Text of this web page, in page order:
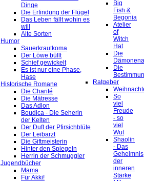
Dinge
Die Erfindung der Flügel
Das Leben fällt wohin es
will
Alte Sorten
Humor
Sauerkrautkoma
Der Löwe büllt
Schief gewickelt
Es ist nur eine Phase,
Hase
Historische Romane
Die Charité
Die Mätresse
Das Adlon
Boudica - Die Seherin
der Kelten
Der Duft der Pfirsichblüte
Der Leibarzt
Die Giftmeisterin
Hinter den Spiegeln
Herrin der Schmuggler
Jugendbücher
Mama
Für Akki!
Big
Fish &
Begonia
Atelier
of
Witch
Hat
Die
Die
Ratgeber
So
viel
Freude
- so
viel
Wut
Shaolin
- Das
Geheimnis
der
inneren
Stärke